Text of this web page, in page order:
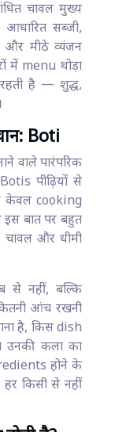
चावल मुख्य
सब्जी,
मीठे व्यंजन
में menu थोड़ा
है — शुद्ध,
Boti
वाले पारंपरिक
पीढ़ियों से
केवल cooking
इस बात पर बहुत
चावल और धीमी
से नहीं, बल्कि
आंच रखनी
है, किस dish
उनकी कला का
होने के
किसी से नहीं